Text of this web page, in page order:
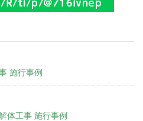
施行事例
体工事 施行事例